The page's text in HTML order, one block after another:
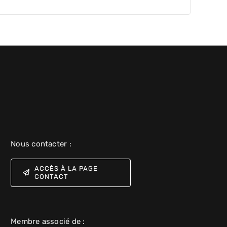
Nous contacter :
ACCÈS À LA PAGE
CONTACT
Membre associé de :